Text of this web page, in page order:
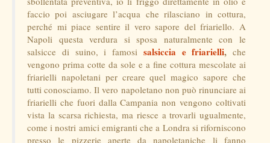
faccio poi asciugare l’acqua che rilasciano in cottura,
perché mi piace sentire il vero sapore del friariello. A
Napoli questa verdura si sposa naturalmente con le
salsicce di suino, i famosi salsiccia e friarielli, che
vengono prima cotte da sole e a fine cottura mescolate ai
friarielli napoletani per creare quel magico sapore che
tutti conosciamo. Il vero napoletano non può rinunciare ai
friarielli che fuori dalla Campania non vengono coltivati
vista la scarsa richiesta, ma riesce a trovarli ugualmente,
come i nostri amici emigranti che a Londra si riforniscono
presso le pizzerie aperte da napoletaniche li fanno